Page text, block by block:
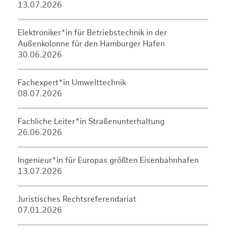
13.07.2026
Elektroniker*in für Betriebstechnik in der
Außenkolonne für den Hamburger Hafen
30.06.2026
Fachexpert*in Umwelttechnik
08.07.2026
Fachliche Leiter*in Straßenunterhaltung
26.06.2026
Ingenieur*in für Europas größten Eisenbahnhafen
13.07.2026
Juristisches Rechtsreferendariat
07.01.2026